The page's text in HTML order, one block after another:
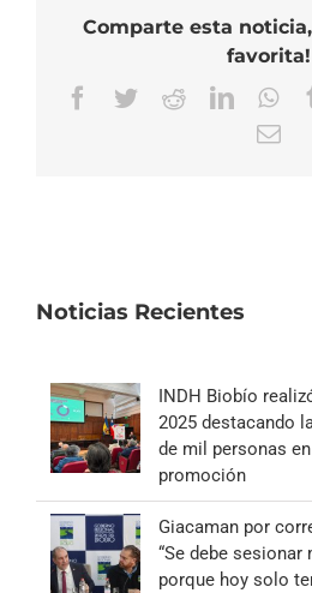
Comparte esta
favorita!
Facebook
TwitterReddit
Noticias Recientes
INDH Biobío
2025 destacando
de mil personas
promoción
Giacaman por
“Se debe sesionar
porque hoy solo